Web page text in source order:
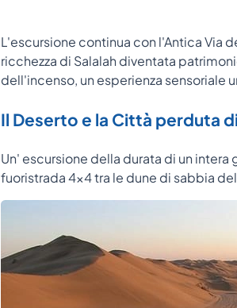
L'escursione continua con l'Antica Via
ricchezza di Salalah diventata
dell'incenso, un esperienza sensoriale
Il Deserto e la Città perduta
Un' escursione della durata di un
fuoristrada 4x4 tra le dune di sabbia